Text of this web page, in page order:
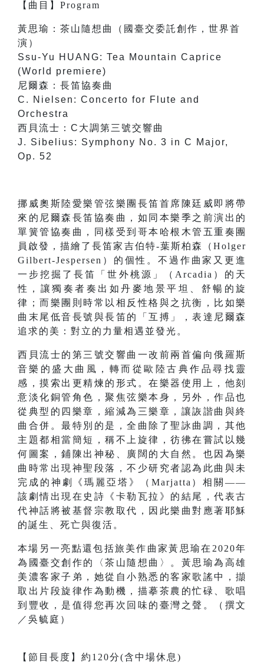
【 曲目 】 Program
黃思瑜：茶山隨想曲（國臺交委託創作，世界首
演）
Ssu-Yu HUANG: Tea Mountain Caprice
(World premiere)
尼爾森：長笛協奏曲
C. Nielsen: Concerto for Flute and
Orchestra
西貝流士：C大調第三號交響曲
J. Sibelius: Symphony No. 3 in C Major,
Op. 52
挪威奧斯陸愛樂管弦樂團長笛首席陳廷威即將帶
來的尼爾森長笛協奏曲，如同本樂季之前演出的
單簧管協奏曲，同樣受到哥本哈根木管五重奏團
員啟發，描繪了長笛家吉伯特-葉斯柏森（Holger
Gilbert-Jespersen）的個性。不過作曲家又更進
一步挖掘了長笛「世外桃源」（Arcadia）的天
性，讓獨奏者奏出如丹麥地景平坦、舒暢的旋
律；而樂團則時常以相反性格與之抗衡，比如樂
曲末尾低音長號與長笛的「互搏」，表達尼爾森
追求的美：對立的力量相遇並發光。
西貝流士的第三號交響曲一改前兩首偏向俄羅斯
音樂的盛大曲風，轉而從歐陸古典作品尋找靈
感，摸索出更精煉的形式。在樂器使用上，他刻
意淡化銅管角色，聚焦弦樂本身，另外，作品也
從典型的四樂章，縮減為三樂章，讓詼諧曲與終
曲合併。最特別的是，全曲除了聖詠曲調，其他
主題都相當簡短，稱不上旋律，彷彿在嘗試以幾
何圖案，鋪陳出神秘、廣闊的大自然。也因為樂
曲時常出現神聖段落，不少研究者認為此曲與未
完成的神劇《瑪麗亞塔》（Marjatta）相關——
該劇情出現在史詩《卡勒瓦拉》的結尾，代表古
代神話將被基督宗教取代，因此樂曲對應著耶穌
的誕生、死亡與復活。
本場另一亮點還包括旅美作曲家黃思瑜在2020年
為國臺交創作的〈茶山隨想曲〉。黃思瑜為高雄
美濃客家子弟，她從自小熟悉的客家歌謠中，擷
取出片段旋律作為動機，描摹茶農的忙碌、歌唱
到豐收，是值得您再次回味的臺灣之聲。（撰文
／吳毓庭）
【節目長度】約120分(含中場休息)